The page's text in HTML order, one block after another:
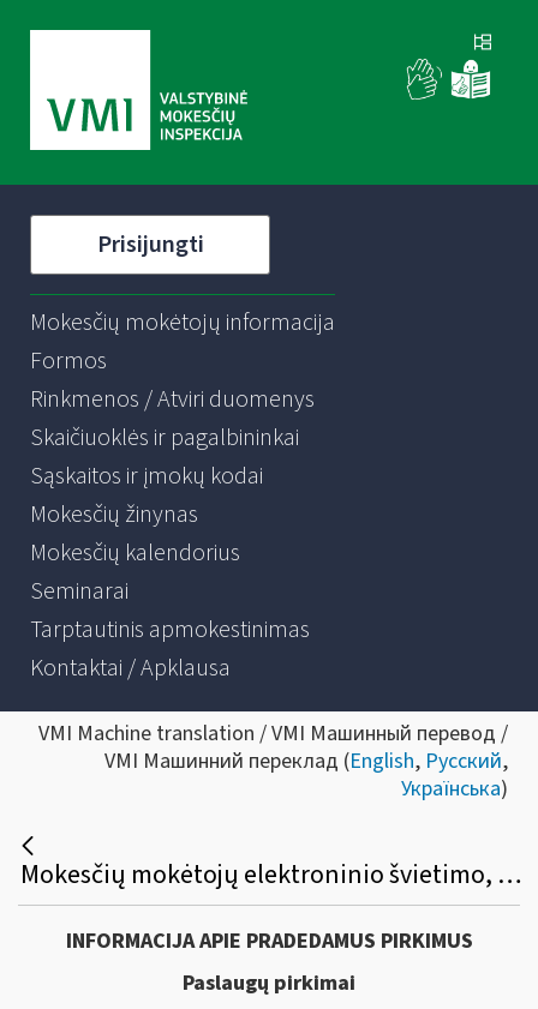
Prisijungti
Mokesčių mokėtojų informacija
Formos
Rinkmenos / Atviri duomenys
Skaičiuoklės ir pagalbininkai
Sąskaitos ir įmokų kodai
Mokesčių žinynas
Mokesčių kalendorius
Seminarai
Tarptautinis apmokestinimas
Kontaktai / Apklausa
VMI Machine translation / VMI Машинный перевод /
VMI Машинний переклад (English, Русский,
Українська)
Mokesčių mokėtojų elektroninio švietimo, konsultavimo ir informavimo paslaugų sistemos (ESKIS) priežiūros paslaugų viešasis pirkimas
INFORMACIJA APIE PRADEDAMUS PIRKIMUS
Paslaugų pirkimai